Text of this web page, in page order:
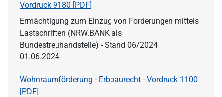
Vordruck 9180 [PDF]
Ermächtigung zum Einzug von Forderungen mittels
Lastschriften (NRW.BANK als
Bundestreuhandstelle) - Stand 06/2024
01.06.2024
Wohnraumförderung - Erbbaurecht - Vordruck 1100
[PDF]